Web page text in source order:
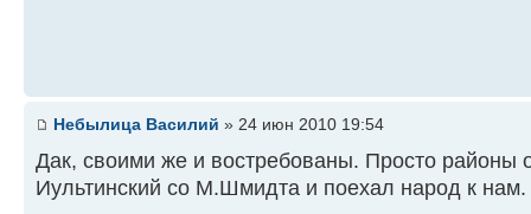
Небылица Василий » 24 июн 2010 19:54
Дак, своими же и востребованы. Просто районы
Иультинский со М.Шмидта и поехал народ к нам.